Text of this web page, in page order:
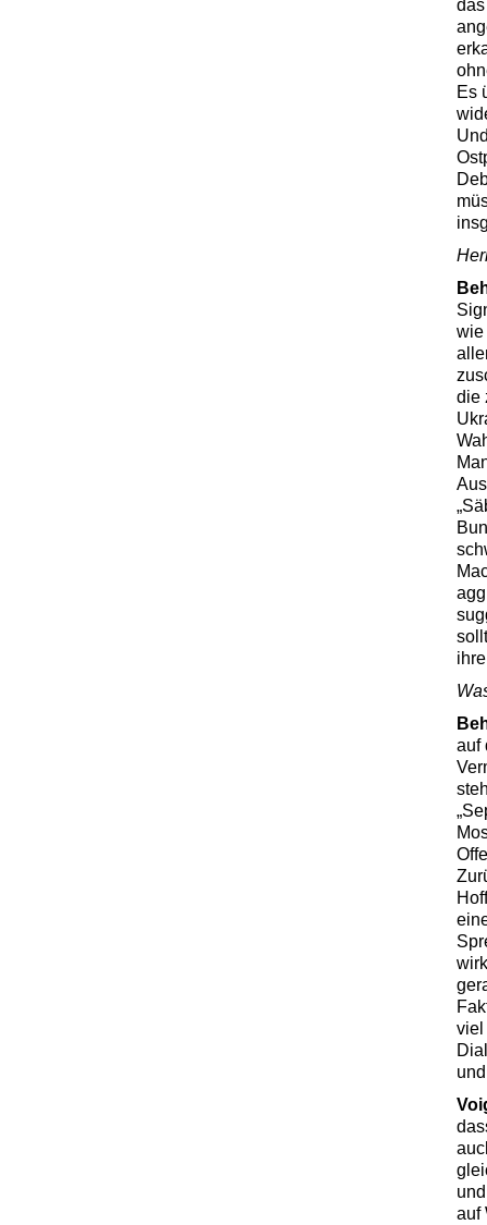
Es
wie
die
auf
viel
auf